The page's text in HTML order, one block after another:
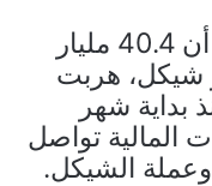
والأرقام الحديثة تكشف عن أن 40.4 مليار
يعادل 151 مليار شيكل، هربت
بداية شهر
المالية تواصل
الشيكل.